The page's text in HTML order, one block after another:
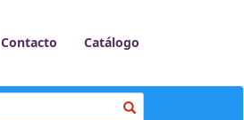
Contacto Catálogo